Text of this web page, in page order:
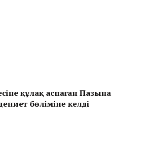
құлақ аспаған Пазына
бөліміне келді